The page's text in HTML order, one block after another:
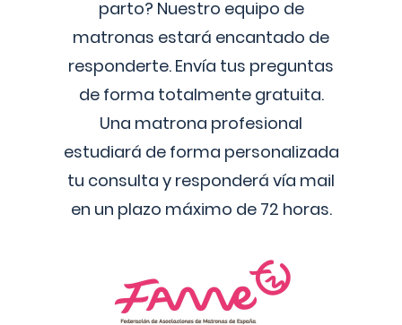
parto? Nuestro equipo de
matronas estará encantado de
responderte. Envía tus preguntas
de forma totalmente gratuita.
Una matrona profesional
estudiará de forma personalizada
tu consulta y responderá vía mail
en un plazo máximo de 72 horas.